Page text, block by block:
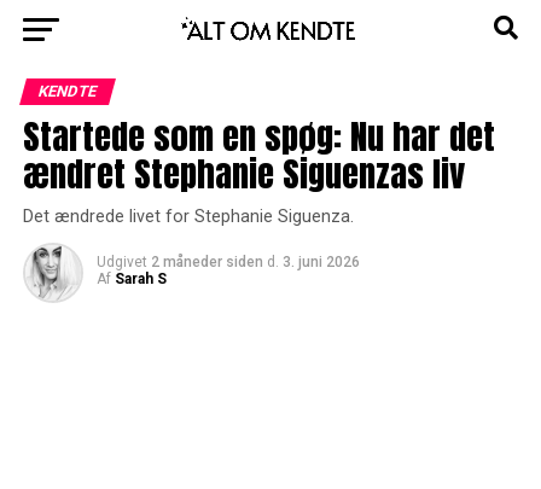
KENDTE
Startede som en spøg: Nu har det
ændret Stephanie Siguenzas liv
Det ændrede livet for Stephanie Siguenza.
Udgivet 2 måneder siden d. 3. juni 2026
Af Sarah S